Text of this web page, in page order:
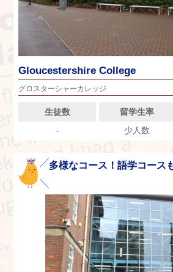
Gloucestershire College
グロスターシャーカレッジ
生徒数 留学生率
-
少人数
多様なコース！語学コース